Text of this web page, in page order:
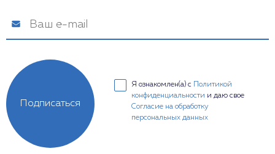
Я ознакомлен(а) с
Политикой
конфиденциальности и даю свое
Согласие на обработку
персональных данных
Подписаться